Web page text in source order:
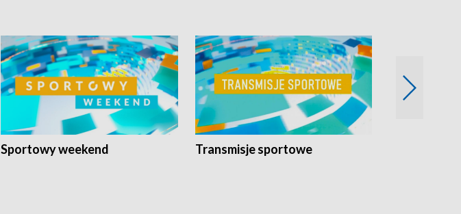
Sportowy weekend Transmisje sportowe